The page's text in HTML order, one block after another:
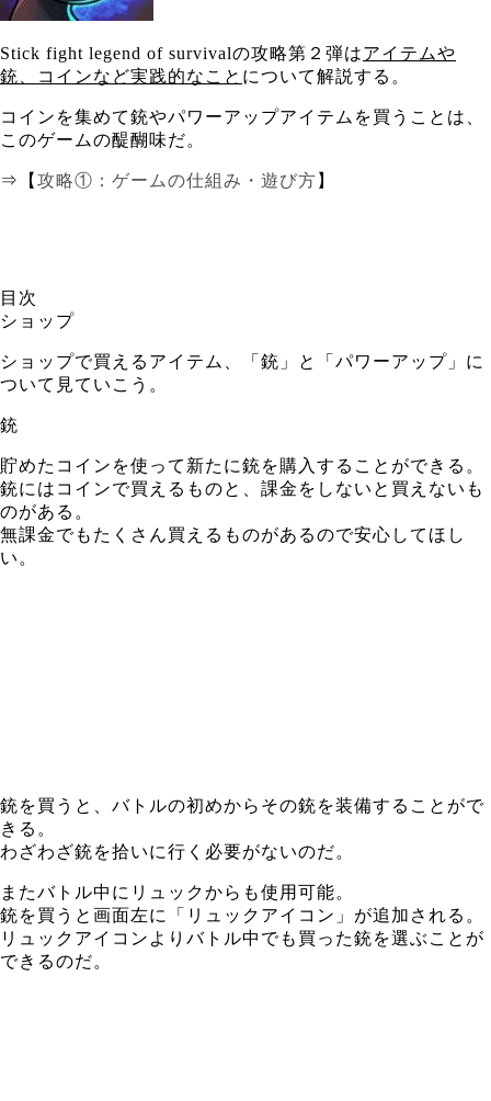
Stick fight legend of survivalの攻略第２弾はアイテムや
銃、コインなど実践的なこと について解説する。
コインを集めて銃やパワーアップアイテムを買うことは、
このゲームの醍醐味だ。
⇒【 攻略①：ゲームの仕組み・遊び方 】
目次
ショップ
ショップで買えるアイテム、「銃」と「パワーアップ」に
ついて見ていこう。
銃
貯めたコインを使って新たに銃を購入することができる。
銃にはコインで買えるものと、課金をしないと買えないも
のがある。
無課金でもたくさん買えるものがあるので安心してほし
い。
銃を買うと、バトルの初めからその銃を装備することがで
きる。
わざわざ銃を拾いに行く必要がないのだ。
またバトル中にリュックからも使用可能。
銃を買うと画面左に「リュックアイコン」が追加される。
リュックアイコンよりバトル中でも買った銃を選ぶことが
できるのだ。